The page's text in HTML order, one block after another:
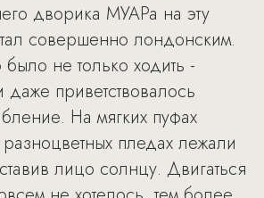
дворика МУАРа на эту
совершенно лондонским.
не только ходить -
приветствовалось
На мягких пуфах
разноцветных пледах лежали
лицо солнцу. Двигаться